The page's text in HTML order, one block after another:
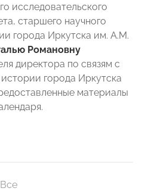
исследовательского
старшего научного
города Иркутска им. А.М.
Романовну
директора по связям с
города Иркутска
материалы
Все